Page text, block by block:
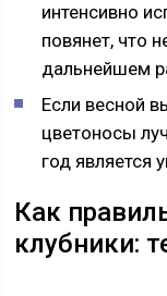
интенсивно
повянет, что
дальнейшем
Если весной
цветоносы
год является
Как
клубники: